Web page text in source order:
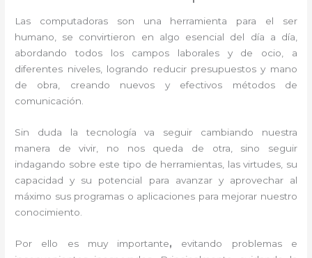
Las computadoras son una herramienta para el ser
humano, se convirtieron en algo esencial del día a día,
abordando todos los campos laborales y de ocio, a
diferentes niveles, logrando reducir presupuestos y mano
de obra, creando nuevos y efectivos métodos de
comunicación.
Sin duda la tecnología va seguir cambiando nuestra
manera de vivir, no nos queda de otra, sino seguir
indagando sobre este tipo de herramientas, las virtudes, su
capacidad y su potencial para avanzar y aprovechar al
máximo sus programas o aplicaciones para mejorar nuestro
conocimiento.
Por ello es muy importante, evitando problemas e